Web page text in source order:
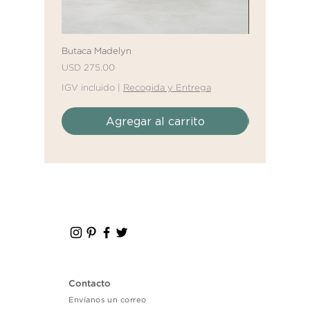
Butaca Madelyn
Precio
USD 275.00
IGV incluido Recogida y Entrega
Agregar al carrito
Contacto
Envíanos un correo